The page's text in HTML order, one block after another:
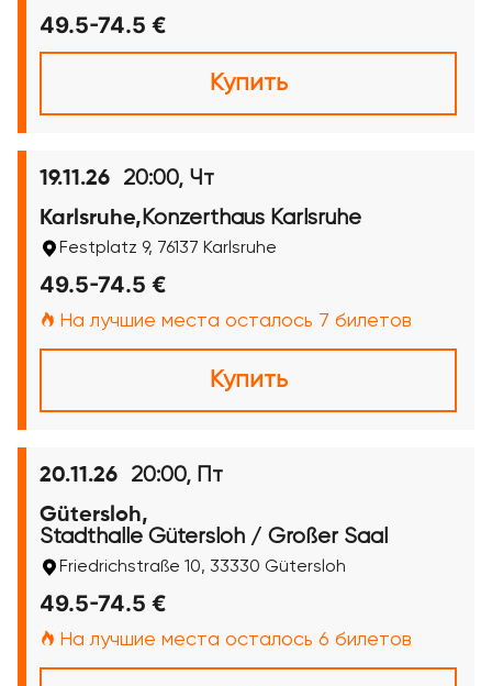
49.5-74.5 €
Купить
19.11.26 20:00, Чт
Karlsruhe, Konzerthaus Karlsruhe
Festplatz 9, 76137 Karlsruhe
49.5-74.5 €
На лучшие места осталось 7 билетов
Купить
20.11.26 20:00, Пт
Gütersloh,
Stadthalle Gütersloh / Großer Saal
Friedrichstraße 10, 33330 Gütersloh
49.5-74.5 €
На лучшие места осталось 6 билетов